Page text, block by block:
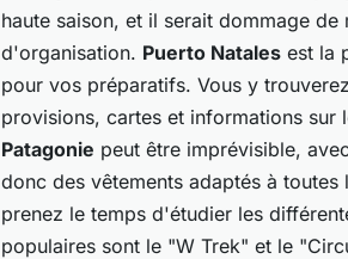
haute saison, et il serait dommage
d'organisation. Puerto Natales est la
pour vos préparatifs. Vous y
provisions, cartes et informations
Patagonie peut être imprévisible,
donc des vêtements adaptés à
prenez le temps d'étudier les
populaires sont le "W Trek" et le